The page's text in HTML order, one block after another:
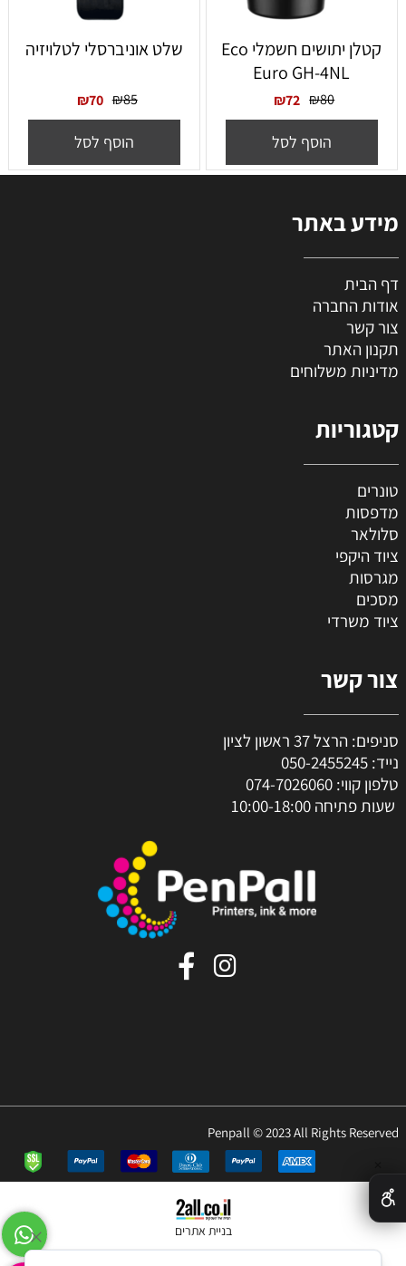
‏קטלן יתושים חשמלי Eco
Euro GH-4NL
₪80
₪72
הוסף לסל
שלט אוניברסלי לטלויזיה
₪85
₪70
הוסף לסל
מידע באתר
דף הבית
אודות החברה
צור קשר
תקנון האתר
מדיניות משלוחים
קטגוריות
טונרים
מדפסות
סלולאר
ציוד היקפי
מגרסות
מסכים
ציוד משרדי
צור קשר
סניפים: הרצל 37 ראשון לציון
נייד: 050-2455245
טלפון קווי: 074-7026060
שעות פתיחה 10:00-18:00
Penpall © 2023 All Rights Reserved
בניית אתרים